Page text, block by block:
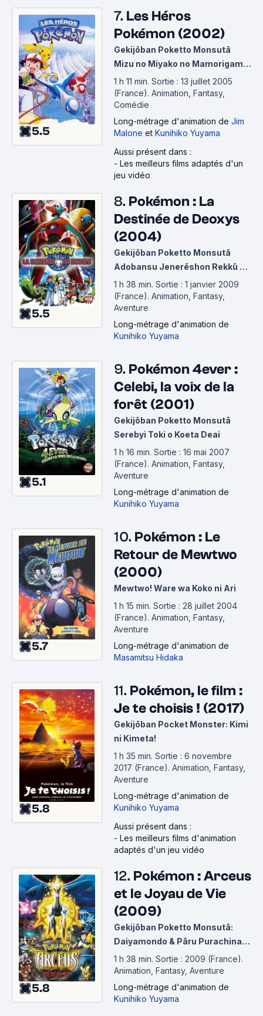
5.5
7. Les Héros
Pokémon (2002)
Gekijōban Poketto Monsutā
Mizu no Miyako no Mamorigami
Ratiasu to Ratiosu
1 h 11 min. Sortie : 13 juillet 2005
(France). Animation, Fantasy,
Comédie
Long-métrage d'animation de Jim
Malone et Kunihiko Yuyama
Aussi présent dans :
- Les meilleurs films adaptés d'un
jeu vidéo
5.5
8. Pokémon : La
Destinée de Deoxys
(2004)
Gekijōban Poketto Monsutā
Adobansu Jenerēshon Rekkū no
Hōmonsha Deokishisu
1 h 38 min. Sortie : 1 janvier 2009
(France). Animation, Fantasy,
Aventure
Long-métrage d'animation de
Kunihiko Yuyama
5.1
9. Pokémon 4ever :
Celebi, la voix de la
forêt (2001)
Gekijôban Poketto Monsutâ
Serebyi Toki o Koeta Deai
1 h 16 min. Sortie : 16 mai 2007
(France). Animation, Fantasy,
Aventure
Long-métrage d'animation de
Kunihiko Yuyama
5.7
10. Pokémon : Le
Retour de Mewtwo
(2000)
Mewtwo! Ware wa Koko ni Ari
1 h 15 min. Sortie : 28 juillet 2004
(France). Animation, Fantasy,
Aventure
Long-métrage d'animation de
Masamitsu Hidaka
5.8
11. Pokémon, le film :
Je te choisis ! (2017)
Gekijōban Pocket Monster: Kimi
ni Kimeta!
1 h 35 min. Sortie : 6 novembre
2017 (France). Animation, Fantasy,
Aventure
Long-métrage d'animation de
Kunihiko Yuyama
Aussi présent dans :
- Les meilleurs films d'animation
adaptés d'un jeu vidéo
5.8
12. Pokémon : Arceus
et le Joyau de Vie
(2009)
Gekijôban Poketto Monsutâ:
Daiyamondo & Pâru Purachina -
Aruseusu Chôkoku no Jikû e
1 h 38 min. Sortie : 2009 (France).
Animation, Fantasy, Aventure
Long-métrage d'animation de
Kunihiko Yuyama